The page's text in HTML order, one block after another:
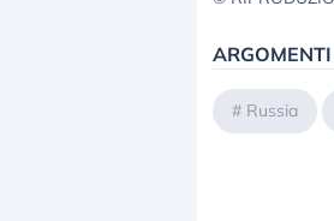
ARGOMENTI
# Russia